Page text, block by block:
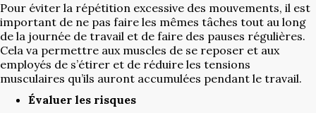
Pour éviter la répétition excessive des mouvements, il est
important de ne pas faire les mêmes tâches tout au long
de la journée de travail et de faire des pauses régulières.
Cela va permettre aux muscles de se reposer et aux
employés de s’étirer et de réduire les tensions
musculaires qu’ils auront accumulées pendant le travail.
Évaluer les risques